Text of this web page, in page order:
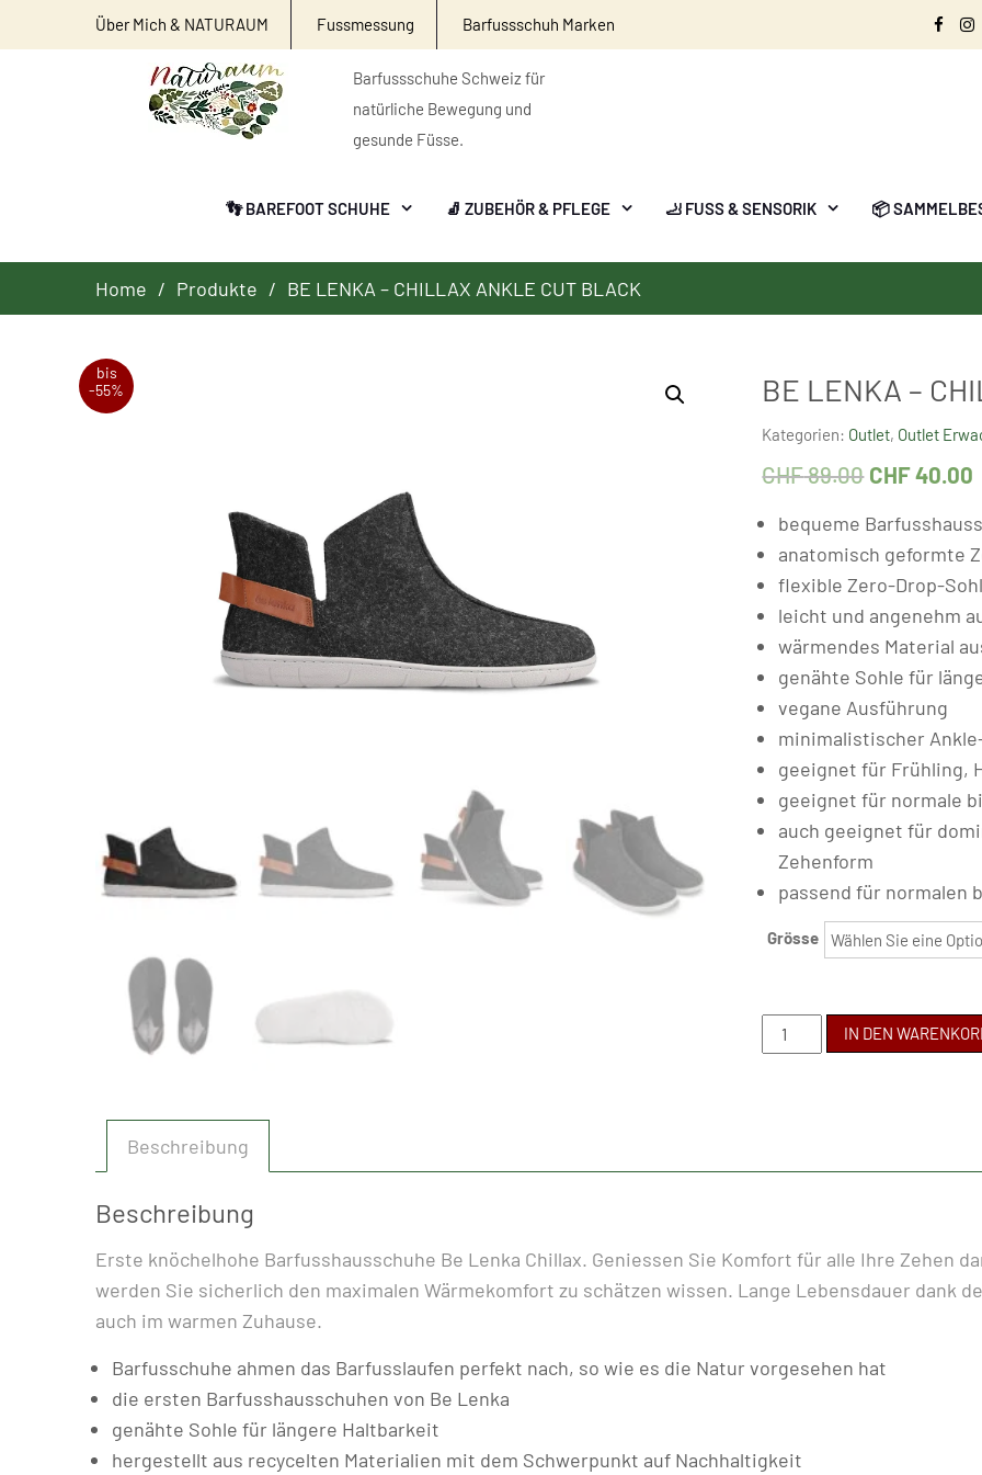
Über Mich & NATURAUM Fussmessung Barfussschuh Marken
Barfussschuhe Schweiz für
natürliche Bewegung und
gesunde Füsse.
👣 BAREFOOT SCHUHE 🧦 ZUBEHÖR & PFLEGE 🦶 FUSS & SENSORIK 📦
Home Produkte BE LENKA – CHILLAX ANKLE CUT BLACK
bis
-55%
BE LENKA –
Kategorien: Outlet, Outlet
CHF89.00 CHF40.00
bequeme
anatomisch geformte
flexible Zero-Drop-
leicht und angenehm
wärmendes Material
genähte Sohle für
vegane Ausführung
minimalistischer
geeignet für Frühling,
geeignet für normale
auch geeignet für
Zehenform
passend für normalen
Grösse
LENKA
CUT
IN DEN
Beschreibung
Beschreibung
Erste knöchelhohe Barfusshausschuhe Be Lenka Chillax. Geniessen Sie Komfort für alle Ihre Zehen
werden Sie sicherlich den maximalen Wärmekomfort zu schätzen wissen. Lange Lebensdauer dank
auch im warmen Zuhause.
Barfusschuhe ahmen das Barfusslaufen perfekt nach, so wie es die Natur vorgesehen hat
die ersten Barfusshausschuhen von Be Lenka
genähte Sohle für längere Haltbarkeit
hergestellt aus recycelten Materialien mit dem Schwerpunkt auf Nachhaltigkeit